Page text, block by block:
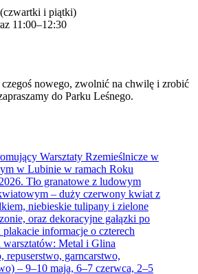
i piątki)
11:00–12:30
czegoś nowego, zwolnić na chwilę i zrobić
do Parku Leśnego.